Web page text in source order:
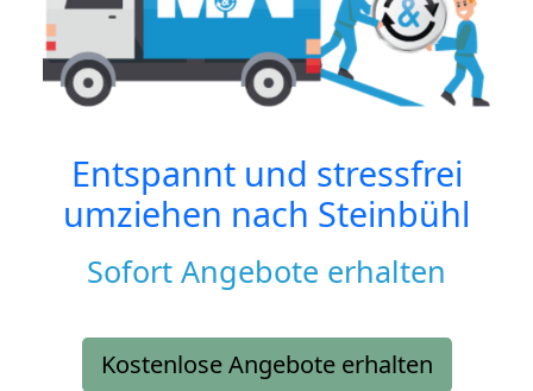
Entspannt und stressfrei
umziehen nach Steinbühl
Sofort Angebote erhalten
Kostenlose Angebote erhalten